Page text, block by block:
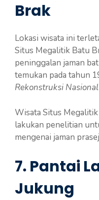
Brak
Lokasi wisata ini
Situs Megalitik Batu
peninggalan jaman
temukan pada tahun
Rekonstruksi
Wisata Situs
lakukan penelitian
mengenai jaman
7. Pantai
Jukung